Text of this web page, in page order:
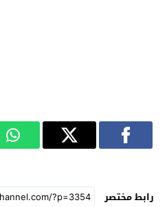
رابط مختصر